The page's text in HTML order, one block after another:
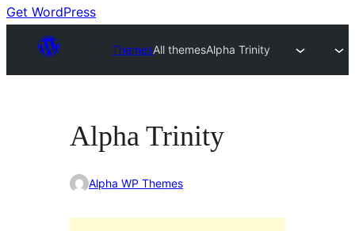
enhavo
Get WordPress
ThemesAll themesAlpha Trinity
Alpha Trinity
Alpha WP Themes